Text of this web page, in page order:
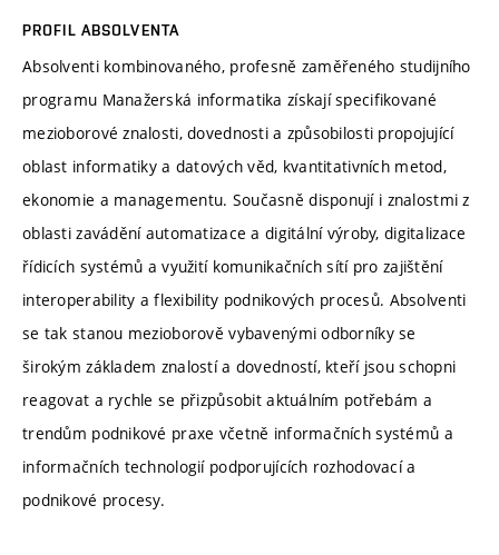
PROFIL ABSOLVENTA
Absolventi kombinovaného, profesně zaměřeného studijního
programu Manažerská informatika získají specifikované
mezioborové znalosti, dovednosti a způsobilosti propojující
oblast informatiky a datových věd, kvantitativních metod,
ekonomie a managementu. Současně disponují i znalostmi z
oblasti zavádění automatizace a digitální výroby, digitalizace
řídicích systémů a využití komunikačních sítí pro zajištění
interoperability a flexibility podnikových procesů. Absolventi
se tak stanou mezioborově vybavenými odborníky se
širokým základem znalostí a dovedností, kteří jsou schopni
reagovat a rychle se přizpůsobit aktuálním potřebám a
trendům podnikové praxe včetně informačních systémů a
informačních technologií podporujících rozhodovací a
podnikové procesy.